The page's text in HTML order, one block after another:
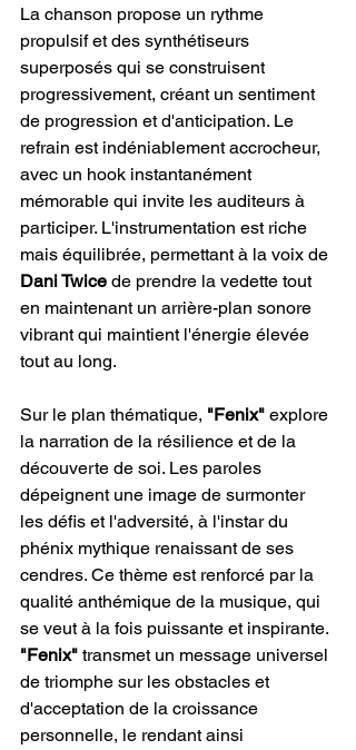
La chanson propose un rythme
propulsif et des synthétiseurs
superposés qui se construisent
progressivement, créant un sentiment
de progression et d'anticipation. Le
refrain est indéniablement accrocheur,
avec un hook instantanément
mémorable qui invite les auditeurs à
participer. L'instrumentation est riche
mais équilibrée, permettant à la voix de
Dani Twice de prendre la vedette tout
en maintenant un arrière-plan sonore
vibrant qui maintient l'énergie élevée
tout au long.
Sur le plan thématique, "Fenix" explore
la narration de la résilience et de la
découverte de soi. Les paroles
dépeignent une image de surmonter
les défis et l'adversité, à l'instar du
phénix mythique renaissant de ses
cendres. Ce thème est renforcé par la
qualité anthémique de la musique, qui
se veut à la fois puissante et inspirante.
"Fenix" transmet un message universel
de triomphe sur les obstacles et
d'acceptation de la croissance
personnelle, le rendant ainsi